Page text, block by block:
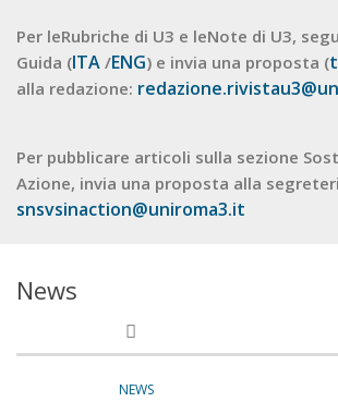
Per leRubriche di U3 e leNote di U3,
Guida (ITA /ENG) e invia una proposta (
alla redazione:
Per pubblicare articoli sulla sezione
Azione, invia una proposta alla
snsvsinaction@uniroma3.it
News
NEWS